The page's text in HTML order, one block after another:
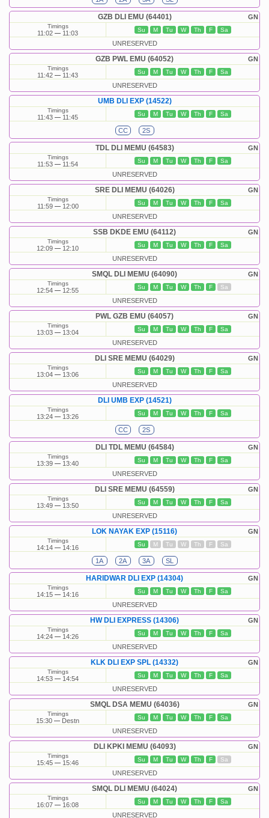
GN
GZB DLI EMU (64401)
Timings
11:02 11:03 Su M Tu W Th F Sa
UNRESERVED
GN
GZB PWL EMU (64052)
Timings
11:42 11:43 Su M Tu W Th F Sa
UNRESERVED
UMB DLI EXP (14522)
Timings
11:43 11:45 Su M Tu W Th F Sa
CC 2S
GN
TDL DLI MEMU (64583)
Timings
11:53 11:54 Su M Tu W Th F Sa
UNRESERVED
GN
SRE DLI MEMU (64026)
Timings
11:59 12:00 Su M Tu W Th F Sa
UNRESERVED
GN
SSB DKDE EMU (64112)
Timings
12:09 12:10 Su M Tu W Th F Sa
UNRESERVED
GN
SMQL DLI MEMU (64090)
Timings
12:54 12:55 Su M Tu W Th F Sa
UNRESERVED
GN
PWL GZB EMU (64057)
Timings
13:03 13:04 Su M Tu W Th F Sa
UNRESERVED
GN
DLI SRE MEMU (64029)
Timings
13:04 13:06 Su M Tu W Th F Sa
UNRESERVED
DLI UMB EXP (14521)
Timings
13:24 13:26 Su M Tu W Th F Sa
CC 2S
GN
DLI TDL MEMU (64584)
Timings
13:39 13:40 Su M Tu W Th F Sa
UNRESERVED
GN
DLI SRE MEMU (64559)
Timings
13:49 13:50 Su M Tu W Th F Sa
UNRESERVED
GN
LOK NAYAK EXP (15116)
Timings
14:14 14:16 Su M Tu W Th F Sa
1A 2A 3A SL
GN
HARIDWAR DLI EXP (14304)
Timings
14:15 14:16 Su M Tu W Th F Sa
UNRESERVED
GN
HW DLI EXPRESS (14306)
Timings
14:24 14:26 Su M Tu W Th F Sa
UNRESERVED
GN
KLK DLI EXP SPL (14332)
Timings
14:53 14:54 Su M Tu W Th F Sa
UNRESERVED
GN
SMQL DSA MEMU (64036)
Timings
15:30 Destn Su M Tu W Th F Sa
UNRESERVED
GN
DLI KPKI MEMU (64093)
Timings
15:45 15:46 Su M Tu W Th F Sa
UNRESERVED
GN
SMQL DLI MEMU (64024)
Timings
16:07 16:08 Su M Tu W Th F Sa
UNRESERVED